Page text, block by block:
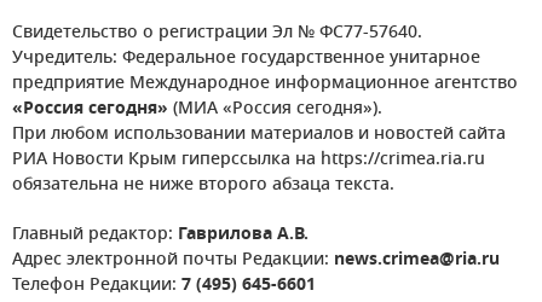
Свидетельство о регистрации Эл № ФС77-57640.
Учредитель: Федеральное государственное унитарное
предприятие Международное информационное агентство
«Россия сегодня» (МИА «Россия сегодня»).
При любом использовании материалов и новостей сайта
РИА Новости Крым гиперссылка на https://crimea.ria.ru
обязательна не ниже второго абзаца текста.
Главный редактор: Гаврилова А.В.
Адрес электронной почты Редакции: news.crimea@ria.ru
Телефон Редакции: 7 (495) 645-6601